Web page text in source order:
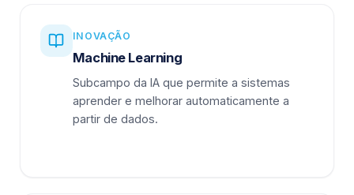
INOVAÇÃO
Machine Learning
Subcampo da IA que permite a sistemas
aprender e melhorar automaticamente a
partir de dados.